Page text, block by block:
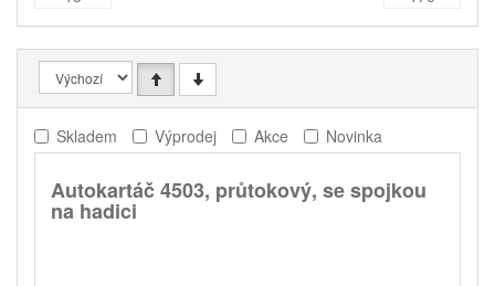
Skladem Výprodej Akce Novinka
Autokartáč 4503, průtokový, se spojkou
na hadici